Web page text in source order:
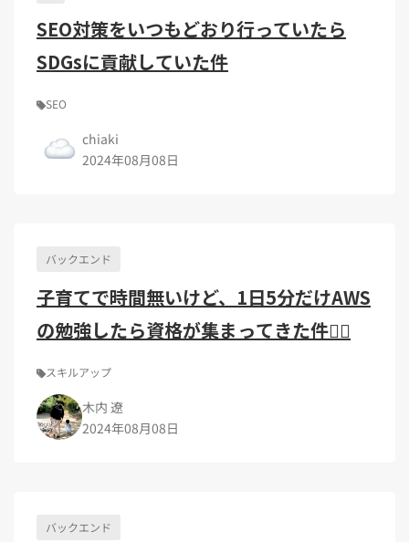
SEO対策をいつもどおり行っていたら
SDGsに貢献していた件
SEO
chiaki
2024年08月08日
バックエンド
子育てで時間無いけど、1日5分だけAWS
の勉強したら資格が集まってきた件🏄‍♀️
スキルアップ
木内 遼
2024年08月08日
バックエンド